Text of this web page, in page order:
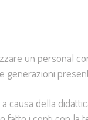
un personal
generazioni
causa della